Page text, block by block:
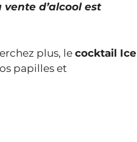
d’alcool est
plus, le cocktail Ice
papilles et